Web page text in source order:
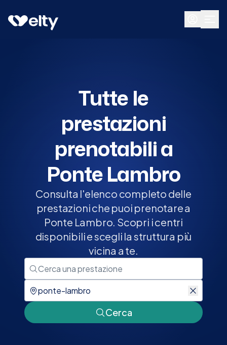
Prenota visita
Tutte le
prestazioni
prenotabili a
Ponte Lambro
Consulta l'elenco completo delle
prestazioni che puoi prenotare a
Ponte Lambro. Scopri i centri
disponibili e scegli la struttura più
vicina a te.
Cerca